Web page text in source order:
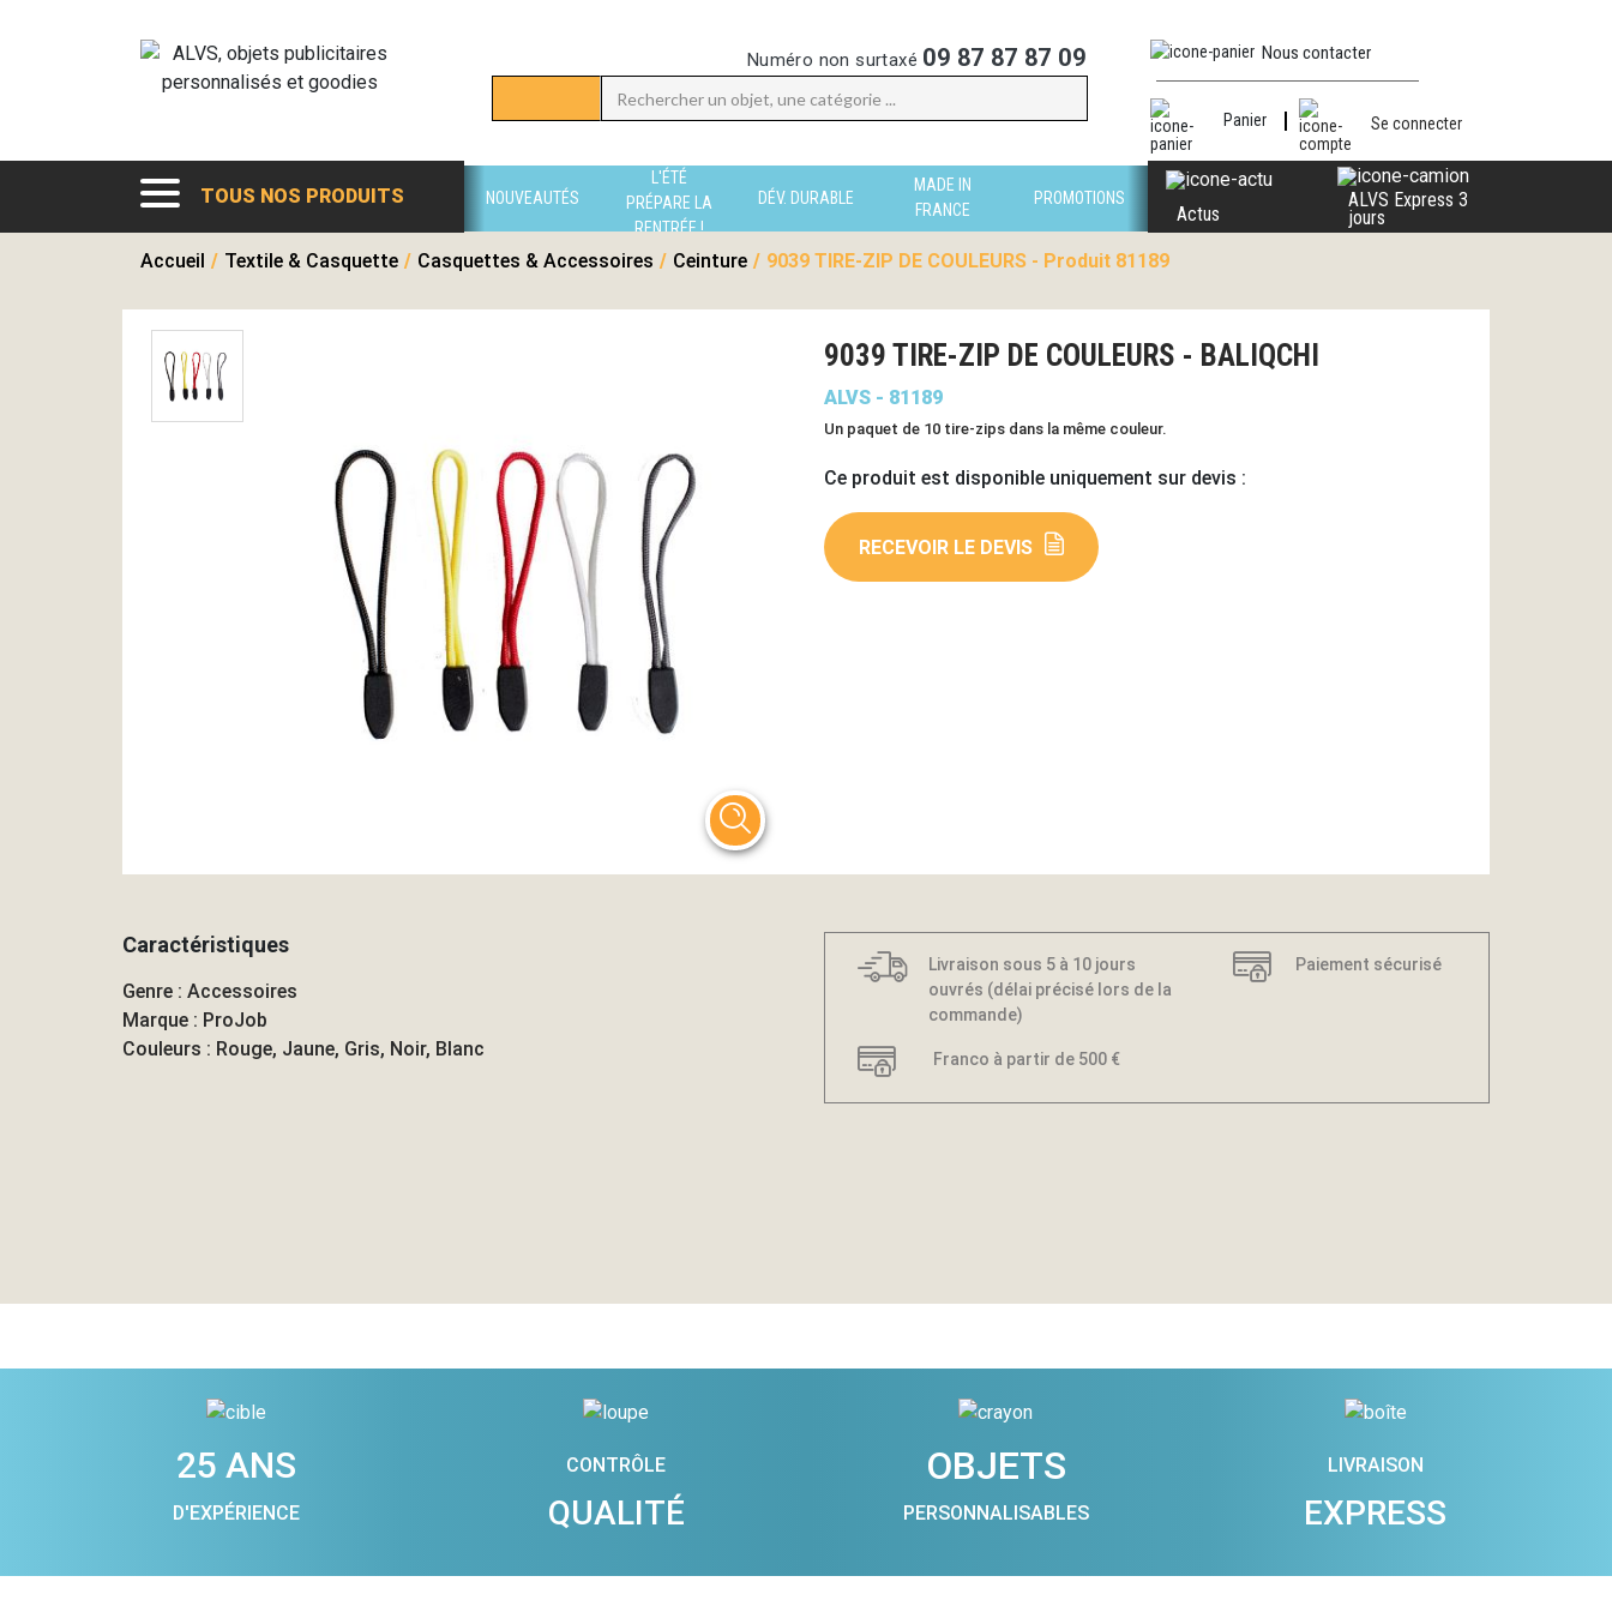
Numéro non surtaxé 09 87 87 87 09 Nous contacter
Panier Se connecter
TOUS NOS PRODUITS NOUVEAUTÉS
L'ÉTÉ
PRÉPARE LA
RENTRÉE !
DÉV. DURABLE
MADE IN
FRANCE
PROMOTIONS
Actus
ALVS Express 3
jours
Accueil / Textile & Casquette / Casquettes & Accessoires / Ceinture / 9039 TIRE-ZIP DE COULEURS - Produit 81189
9039 TIRE-ZIP DE COULEURS - BALIQCHI
ALVS - 81189
Un paquet de 10 tire-zips dans la même couleur.
Ce produit est disponible uniquement sur devis :
RECEVOIR LE DEVIS
Caractéristiques
Genre : Accessoires
Marque : ProJob
Couleurs : Rouge, Jaune, Gris, Noir, Blanc
Livraison sous 5 à 10 jours
ouvrés (délai précisé lors de la
commande)
Paiement sécurisé
Franco à partir de 500 €
25 ANS
D'EXPÉRIENCE
CONTRÔLE
QUALITÉ
OBJETS
PERSONNALISABLES
LIVRAISON
EXPRESS